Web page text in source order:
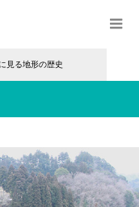
見る地形の歴史